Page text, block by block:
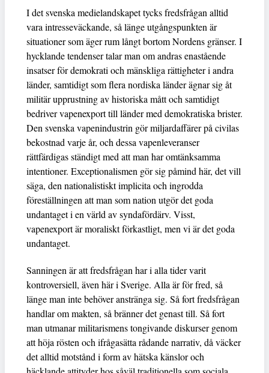
I det svenska medielandskapet tycks fredsfrågan alltid
vara intresseväckande, så länge utgångspunkten är
situationer som äger rum långt bortom Nordens gränser. I
hycklande tendenser talar man om andras enastående
insatser för demokrati och mänskliga rättigheter i andra
länder, samtidigt som flera nordiska länder ägnar sig åt
militär upprustning av historiska mått och samtidigt
bedriver vapenexport till länder med demokratiska brister.
Den svenska vapenindustrin gör miljardaffärer på civilas
bekostnad varje år, och dessa vapenleveranser
rättfärdigas ständigt med att man har omtänksamma
intentioner. Exceptionalismen gör sig påmind här, det vill
säga, den nationalistiskt implicita och ingrodda
föreställningen att man som nation utgör det goda
undantaget i en värld av syndafördärv. Visst,
vapenexport är moraliskt förkastligt, men vi är det goda
undantaget.
Sanningen är att fredsfrågan har i alla tider varit
kontroversiell, även här i Sverige. Alla är för fred, så
länge man inte behöver anstränga sig. Så fort fredsfrågan
handlar om makten, så bränner det genast till. Så fort
man utmanar militarismens tongivande diskurser genom
att höja rösten och ifrågasätta rådande narrativ, då väcker
det alltid motstånd i form av hätska känslor och